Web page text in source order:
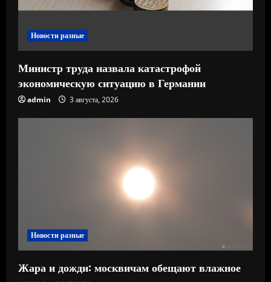
н
и
е
Новости разные
Министр труда назвала катастрофой
экономическую ситуацию в Германии
admin 3 августа, 2026
Новости разные
Жара и дожди: москвичам обещают влажное